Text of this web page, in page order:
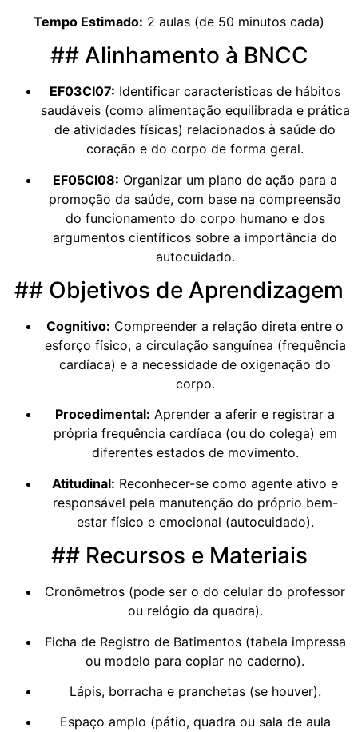
Tempo Estimado: 2 aulas (de 50 minutos cada)
## Alinhamento à BNCC
EF03CI07: Identificar características de hábitos
saudáveis (como alimentação equilibrada e prática
de atividades físicas) relacionados à saúde do
coração e do corpo de forma geral.
EF05CI08: Organizar um plano de ação para a
promoção da saúde, com base na compreensão
do funcionamento do corpo humano e dos
argumentos científicos sobre a importância do
autocuidado.
## Objetivos de Aprendizagem
Cognitivo: Compreender a relação direta entre o
esforço físico, a circulação sanguínea (frequência
cardíaca) e a necessidade de oxigenação do
corpo.
Procedimental: Aprender a aferir e registrar a
própria frequência cardíaca (ou do colega) em
diferentes estados de movimento.
Atitudinal: Reconhecer-se como agente ativo e
responsável pela manutenção do próprio bem-
estar físico e emocional (autocuidado).
## Recursos e Materiais
Cronômetros (pode ser o do celular do professor
ou relógio da quadra).
Ficha de Registro de Batimentos (tabela impressa
ou modelo para copiar no caderno).
Lápis, borracha e pranchetas (se houver).
Espaço amplo (pátio, quadra ou sala de aula